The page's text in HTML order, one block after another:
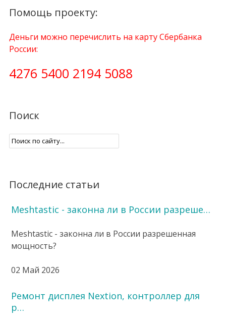
Помощь проекту:
Деньги можно перечислить на карту Сбербанка
России:
4276 5400 2194 5088
Поиск
Последние статьи
Meshtastic - законна ли в России разреше…
Meshtastic - законна ли в России разрешенная
мощность?
02 Май 2026
Ремонт дисплея Nextion, контроллер для
р…